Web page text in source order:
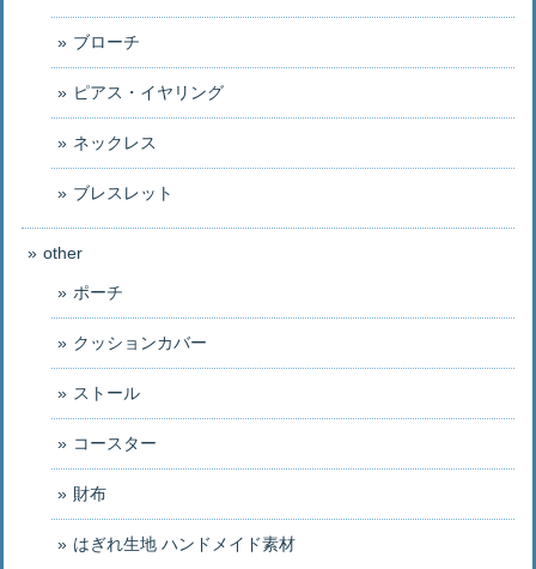
ブローチ
ピアス・イヤリング
ネックレス
ブレスレット
other
ポーチ
クッションカバー
ストール
コースター
財布
はぎれ生地 ハンドメイド素材